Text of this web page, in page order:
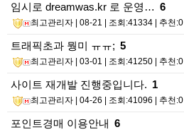
임시로 dreamwas.kr 로 운영… 6
최고관리자 | 08-21 | 조회:41334 | 추천:0
트래픽초과 뭥미 ㅠㅠ; 5
최고관리자 | 03-01 | 조회:41250 | 추천:0
사이트 재개발 진행중입니다. 1
최고관리자 | 04-26 | 조회:41096 | 추천:0
포인트경매 이용안내 6